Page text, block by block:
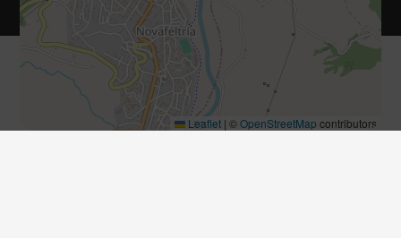
Leaflet | ©OpenStreetMap contributors